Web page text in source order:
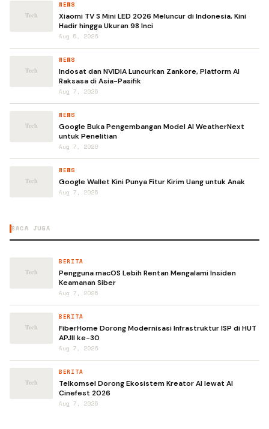
NEWS
Xiaomi TV S Mini LED 2026 Meluncur di Indonesia, Kini
Hadir hingga Ukuran 98 Inci
Aug 6, 2026
NEWS
Indosat dan NVIDIA Luncurkan Zankore, Platform AI
Raksasa di Asia-Pasifik
Aug 7, 2026
NEWS
Google Buka Pengembangan Model AI WeatherNext
untuk Penelitian
Aug 7, 2026
NEWS
Google Wallet Kini Punya Fitur Kirim Uang untuk Anak
Aug 7, 2026
BACA JUGA
BERITA
Pengguna macOS Lebih Rentan Mengalami Insiden
Keamanan Siber
Aug 7, 2026
BERITA
FiberHome Dorong Modernisasi Infrastruktur ISP di HUT
APJII ke-30
Aug 7, 2026
BERITA
Telkomsel Dorong Ekosistem Kreator AI lewat AI
Cinefest 2026
Aug 7, 2026